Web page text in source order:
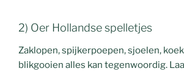
2) Oer Hollandse spelletjes
Zaklopen, spijkerpoepen, sjoelen,
blikgooien alles kan tegenwoordig.